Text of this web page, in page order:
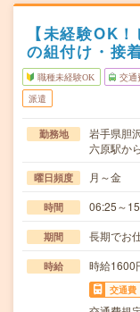
【未経験OK
の組付け・接
職種未経験OK 交通
派遣
勤務地
岩手県胆
六原駅か
曜日頻度 月～金
時間 06:25～
期間 長期でお
時給 時給1600
交通費